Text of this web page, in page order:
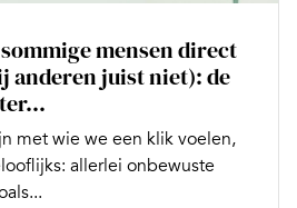
mensen direct
anderen juist niet): de
met wie we een klik voelen,
allerlei onbewuste